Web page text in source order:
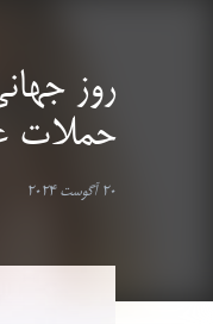
روز
حملات
20 آگوست 2024